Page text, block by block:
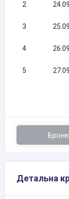
2
3
4
5
Детальна